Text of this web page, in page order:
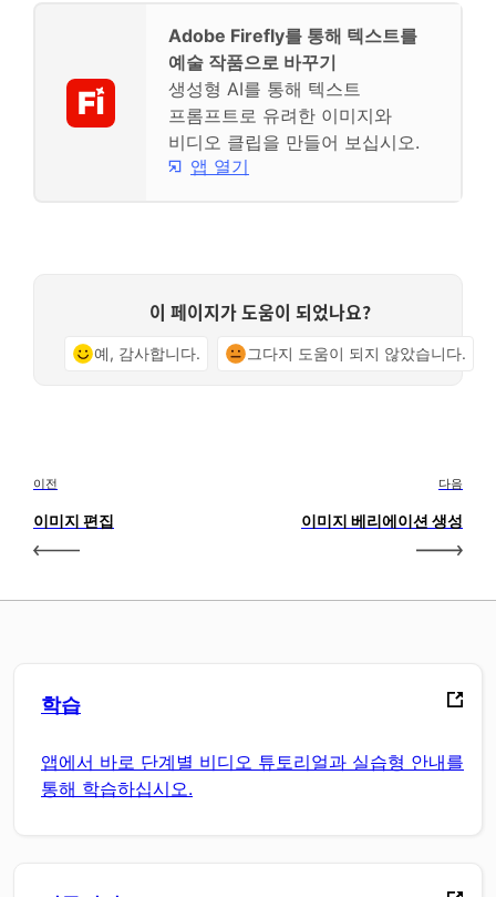
Adobe Firefly를 통해 텍스트를
예술 작품으로 바꾸기
생성형 AI를 통해 텍스트
프롬프트로 유려한 이미지와
비디오 클립을 만들어 보십시오.
앱 열기
이 페이지가 도움이 되었나요?
예, 감사합니다. 그다지 도움이 되지 않았습니다.
이전
이미지 편집
다음
이미지 베리에이션 생성
학습
앱에서 바로 단계별 비디오 튜토리얼과 실습형 안내를
통해 학습하십시오.